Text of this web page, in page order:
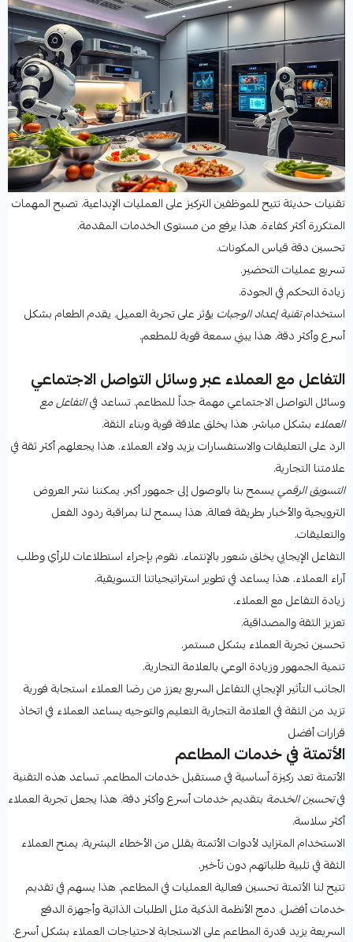
تقنيات حديثة تتيح للموظفين التركيز على العمليات الإبداعية. تصبح المهمات
المتكررة أكثر كفاءة. هذا يرفع من مستوى الخدمات المقدمة.
تحسين دقة قياس المكونات.
تسريع عمليات التحضير.
زيادة التحكم في الجودة.
استخدامتقنية إعداد الوجبات يؤثر على تجربة العميل. يقدم الطعام بشكل
أسرع وأكثر دقة. هذا يبني سمعة قوية للمطعم.
التفاعل مع العملاء عبر وسائل التواصل الاجتماعي
وسائل التواصل الاجتماعي مهمة جداً للمطاعم. تساعد فيالتفاعل مع
العملاءبشكل مباشر. هذا يخلق علاقة قوية وبناء الثقة.
الرد على التعليقات والاستفسارات يزيد ولاء العملاء. هذا يجعلهم أكثر ثقة في
علامتنا التجارية.
التسويق الرقمييسمح بنا بالوصول إلى جمهور أكبر. يمكننا نشر العروض
الترويجية والأخبار بطريقة فعالة. هذا يسمح لنا بمراقبة ردود الفعل
والتعليقات.
التفاعل الإيجابي يخلق شعور بالإنتماء. نقوم بإجراء استطلاعات للرأي وطلب
آراء العملاء. هذا يساعد في تطوير استراتيجياتنا التسويقية.
زيادة التفاعل مع العملاء.
تعزيز الثقة والمصداقية.
تحسين تجربة العملاء بشكل مستمر.
تنمية الجمهور وزيادة الوعي بالعلامة التجارية.
الجانب التأثير الإيجابي التفاعل السريع يعزز من رضا العملاء استجابة فورية
تزيد من الثقة في العلامة التجارية التعليم والتوجيه يساعد العملاء في اتخاذ
قرارات أفضل
الأتمتة في خدمات المطاعم
الأتمتة تعد ركيزة أساسية في مستقبل خدمات المطاعم. تساعد هذه التقنية
فيتحسين الخدمة بتقديم خدمات أسرع وأكثر دقة. هذا يجعل تجربة العملاء
أكثر سلاسة.
الاستخدام المتزايد لأدوات الأتمتة يقلل من الأخطاء البشرية. يمنح العملاء
الثقة في تلبية طلباتهم دون تأخير.
تتيح لنا الأتمتة تحسين فعالية العمليات في المطاعم. هذا يسهم في تقديم
خدمات أفضل. دمج الأنظمة الذكية مثل الطلبات الذاتية وأجهزة الدفع
السريعة يزيد قدرة المطاعم على الاستجابة لاحتياجات العملاء بشكل أسرع.